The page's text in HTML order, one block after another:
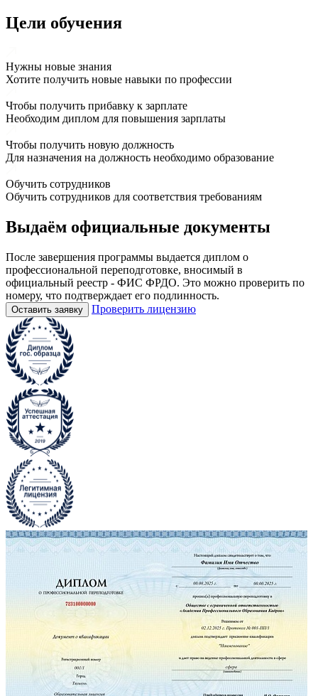
Цели обучения
Нужны новые знания
Хотите получить новые навыки по профессии
Чтобы получить прибавку к зарплате
Необходим диплом для повышения зарплаты
Чтобы получить новую должность
Для назначения на должность необходимо образование
Обучить сотрудников
Обучить сотрудников для соответствия требованиям
Выдаём официальные документы
После завершения программы выдается диплом о
профессиональной переподготовке, вносимый в
официальный реестр - ФИС ФРДО. Это можно проверить по
номеру, что подтверждает его подлинность.
Оставить заявку Проверить лицензию